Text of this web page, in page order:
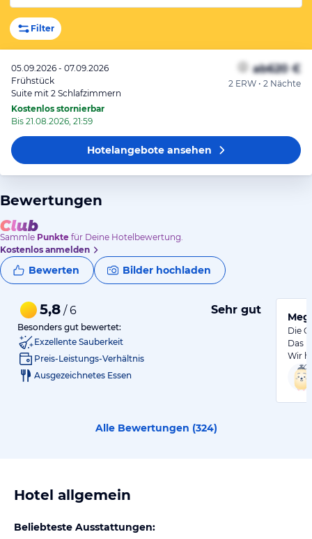
Filter
05.09.2026 - 07.09.2026
Frühstück
Suite mit 2 Schlafzimmern
Kostenlos stornierbar
Bis 21.08.2026, 21:59
ab620 €
2 ERW • 2 Nächte
Hotelangeboteansehen
Bewertungen
Sammle Punkte für Deine Hotelbewertung.
Kostenlos anmelden
Bewerten Bilder hochladen
5,8 / 6 Sehr gut
Besonders gut bewertet:
Exzellente Sauberkeit
Preis-Leistungs-Verhältnis
Ausgezeichnetes Essen
Die
Das
Wir
Alle Bewertungen (324)
Hotel allgemein
Beliebteste Ausstattungen: